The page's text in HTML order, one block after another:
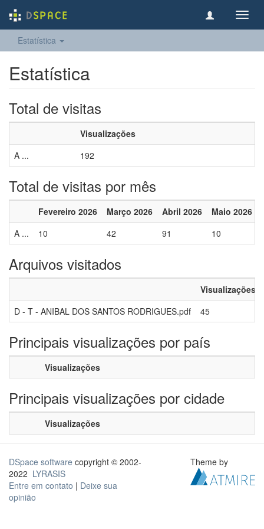
Estatística
Estatística
Total de visitas
Visualizações
A ...
192
Total de visitas por mês
Fevereiro 2026 Março 2026 Abril 2026 Maio 2026
A ...
10 42 91 10
Arquivos visitados
Visualizações
D - T - ANIBAL DOS SANTOS RODRIGUES.pdf
45
Principais visualizações por país
Visualizações
Principais visualizações por cidade
Visualizações
DSpace software copyright © 2002-
2022 LYRASIS
Entre em contato | Deixe sua
opinião
Theme by